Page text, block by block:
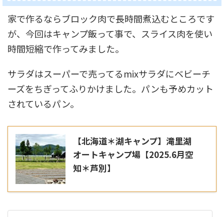
家で作るならブロック肉で長時間煮込むところです
が、今回はキャンプ飯って事で、スライス肉を使い
時間短縮で作ってみました。
サラダはスーパーで売ってるmixサラダにベビーチ
ーズをちぎってふりかけました。パンも予めカット
されているパン。
【北海道＊湖キャンプ】滝里湖
オートキャンプ場【2025.6月空
知＊芦別】